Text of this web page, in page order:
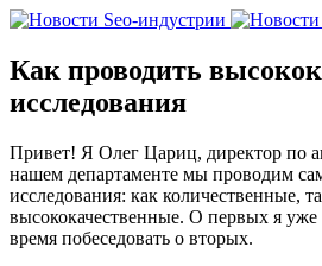
Как проводить
исследования
Привет! Я Олег Цариц, директор по
нашем департаменте мы проводим
исследования: как количественные,
высококачественные. О первых я уже
время побеседовать о вторых.